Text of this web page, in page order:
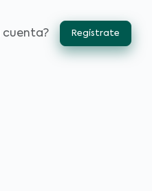
cuenta? Regístrate